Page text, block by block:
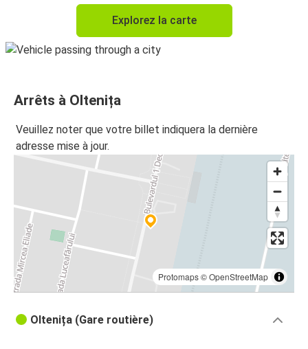
Explorez la carte
Arrêts à Oltenița
Veuillez noter que votre billet indiquera la dernière
adresse mise à jour.
Protomaps©OpenStreetMap
Oltenița (Gare routière)